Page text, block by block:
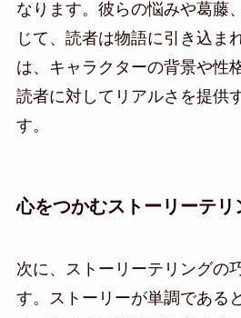
なります。彼らの悩みや葛藤
じて、読者は物語に引き込ま
は、キャラクターの背景や性
読者に対してリアルさを提供
す。
心をつかむストーリーテリ
次に、ストーリーテリングの
す。ストーリーが単調である